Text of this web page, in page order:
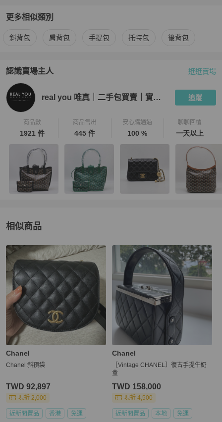
更多相似類別
更多Chanel 女包相似商品推薦
斜背包 肩背包 手提包 托特包 後背包
認識賣場主人
PopChill 拍拍圈嚴選賣家 real you 唯真｜二手包買賣｜實體門
逛逛賣場
real you 唯真｜二手包買賣｜實體門市 追蹤
商品數
1921 件
商品售出
445 件
安心購通過
100 %
聊聊回覆
一天以上
相似商品
更多相似Chanel女包推薦精品
Chanel
Chanel 斜孭袋
TWD 92,897
現折 2,000
近新閒置品 香港 免運
Chanel
［Vintage CHANEL］復古手提牛奶
盒
TWD 158,000
現折 4,500
近新閒置品 本地 免運